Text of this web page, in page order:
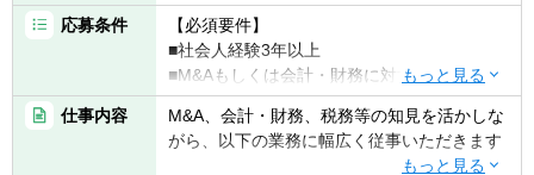
独立も将来的に実現可能となりうる成長環
境！！
業務の幅広さや案件サポート体制は業界トッ
手を挙げれば投資業務やマネジメントキャリ
アにも挑戦できるなど、アドバイザーの域を
超えた更なるキャリアアップも可能◎
応募条件
【必須要件】
■社会人経験3年以上
■M&Aもしくは会計・財務に対する興味・関
心
【歓迎要件】
仕事内容
M&A、会計・財務、税務等の知見を活かしな
がら、以下の業務に幅広く従事いただきます